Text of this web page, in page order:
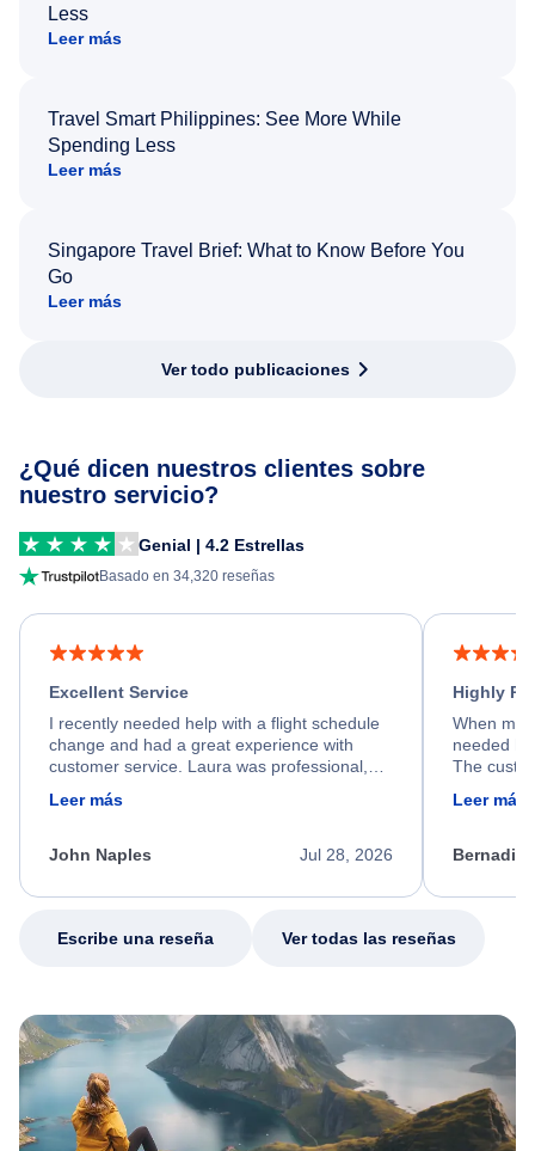
Less
Leer más
Travel Smart Philippines: See More While
Spending Less
Leer más
Singapore Travel Brief: What to Know Before You
Go
Leer más
Ver todo publicaciones
¿Qué dicen nuestros clientes sobre
nuestro servicio?
Genial | 4.2 Estrellas
Basado en 34,320 reseñas
Excellent Service
I recently needed help with a flight schedule
change and had a great experience with
customer service. Laura was professional,
process. She quickly found a solution and
appreciate her excellent service.
Leer más
Jul 28, 2026
John Naples
Highly
When my
needed
The
my issue.
Leer más
Escribe una reseña Ver todas las reseñas